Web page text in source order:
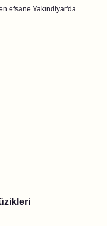
efsane Yakındiyar'da